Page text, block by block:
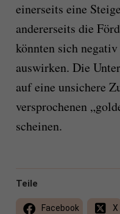
einerseits eine
andererseits die
könnten sich
auswirken. Die
auf eine unsichere
versprochenen
scheinen.
Teile
Facebook X